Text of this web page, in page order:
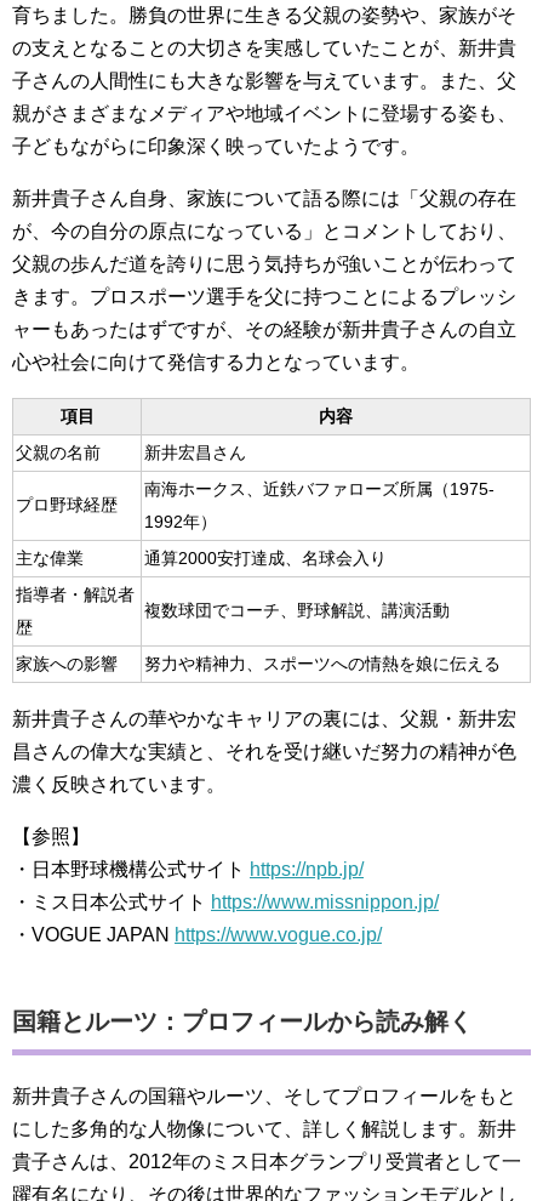
育ちました。勝負の世界に生きる父親の姿勢や、家族がそ
の支えとなることの大切さを実感していたことが、新井貴
子さんの人間性にも大きな影響を与えています。また、父
親がさまざまなメディアや地域イベントに登場する姿も、
子どもながらに印象深く映っていたようです。
新井貴子さん自身、家族について語る際には「父親の存在
が、今の自分の原点になっている」とコメントしており、
父親の歩んだ道を誇りに思う気持ちが強いことが伝わって
きます。プロスポーツ選手を父に持つことによるプレッシ
ャーもあったはずですが、その経験が新井貴子さんの自立
心や社会に向けて発信する力となっています。
項目
内容
父親の名前
新井宏昌さん
プロ野球経歴
南海ホークス、近鉄バファローズ所属（1975-
1992年）
主な偉業
通算2000安打達成、名球会入り
指導者・解説者
歴
複数球団でコーチ、野球解説、講演活動
家族への影響 努力や精神力、スポーツへの情熱を娘に伝える
新井貴子さんの華やかなキャリアの裏には、父親・新井宏
昌さんの偉大な実績と、それを受け継いだ努力の精神が色
濃く反映されています。
【参照】
・日本野球機構公式サイト https://npb.jp/
・ミス日本公式サイト https://www.missnippon.jp/
・VOGUE JAPAN https://www.vogue.co.jp/
国籍とルーツ：プロフィールから読み解く
新井貴子さんの国籍やルーツ、そしてプロフィールをもと
にした多角的な人物像について、詳しく解説します。新井
貴子さんは、2012年のミス日本グランプリ受賞者として一
躍有名になり、その後は世界的なファッションモデルとし